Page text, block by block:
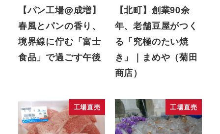
【パン工場@成増】
春風とパンの香り、
境界線に佇む「富士
食品」で過ごす午後
【北町】創業90余
年、老舗豆屋がつく
る「究極のたい焼
き」｜まめや（菊田
商店）
工場直売 工場直売